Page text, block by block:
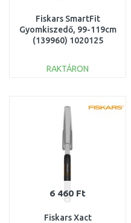
Fiskars SmartFit
Gyomkiszedő, 99-119cm
(139960) 1020125
RAKTÁRON
Összehasonlítás
6 460 Ft
Fiskars Xact